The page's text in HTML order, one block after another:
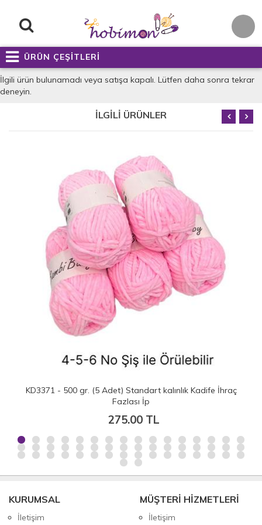
ÜRÜN ÇEŞİTLERİ
İlgili ürün bulunamadı veya satışa kapalı. Lütfen daha sonra tekrar
deneyin.
İLGİLİ ÜRÜNLER
KD3371 - 500 gr. (5 Adet) Standart kalınlık Kadife İhraç
Fazlası İp
275.00 TL
KURUMSAL
İletişim
MÜŞTERİ HİZMETLERİ
İletişim